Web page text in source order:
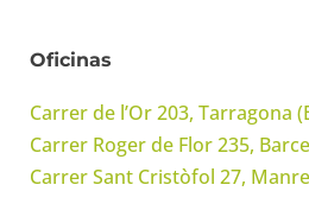
Oficinas
Carrer de l’Or 203, Tarragona
Carrer Roger de Flor 235,
Carrer Sant Cristòfol 27,